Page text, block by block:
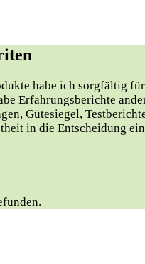
habe ich sorgfältig
Erfahrungsberichte
Gütesiegel,
in die Entscheidung